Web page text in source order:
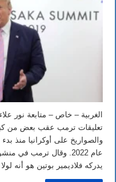
ضد
–
قال
عن
بوتين
إنه
تعليقات ترمب عقب بعض من
والصواريخ على أوكرانيا منذ
عام 2022. وقال ترمب
يدركه فلاديمير بوتين هو أنه